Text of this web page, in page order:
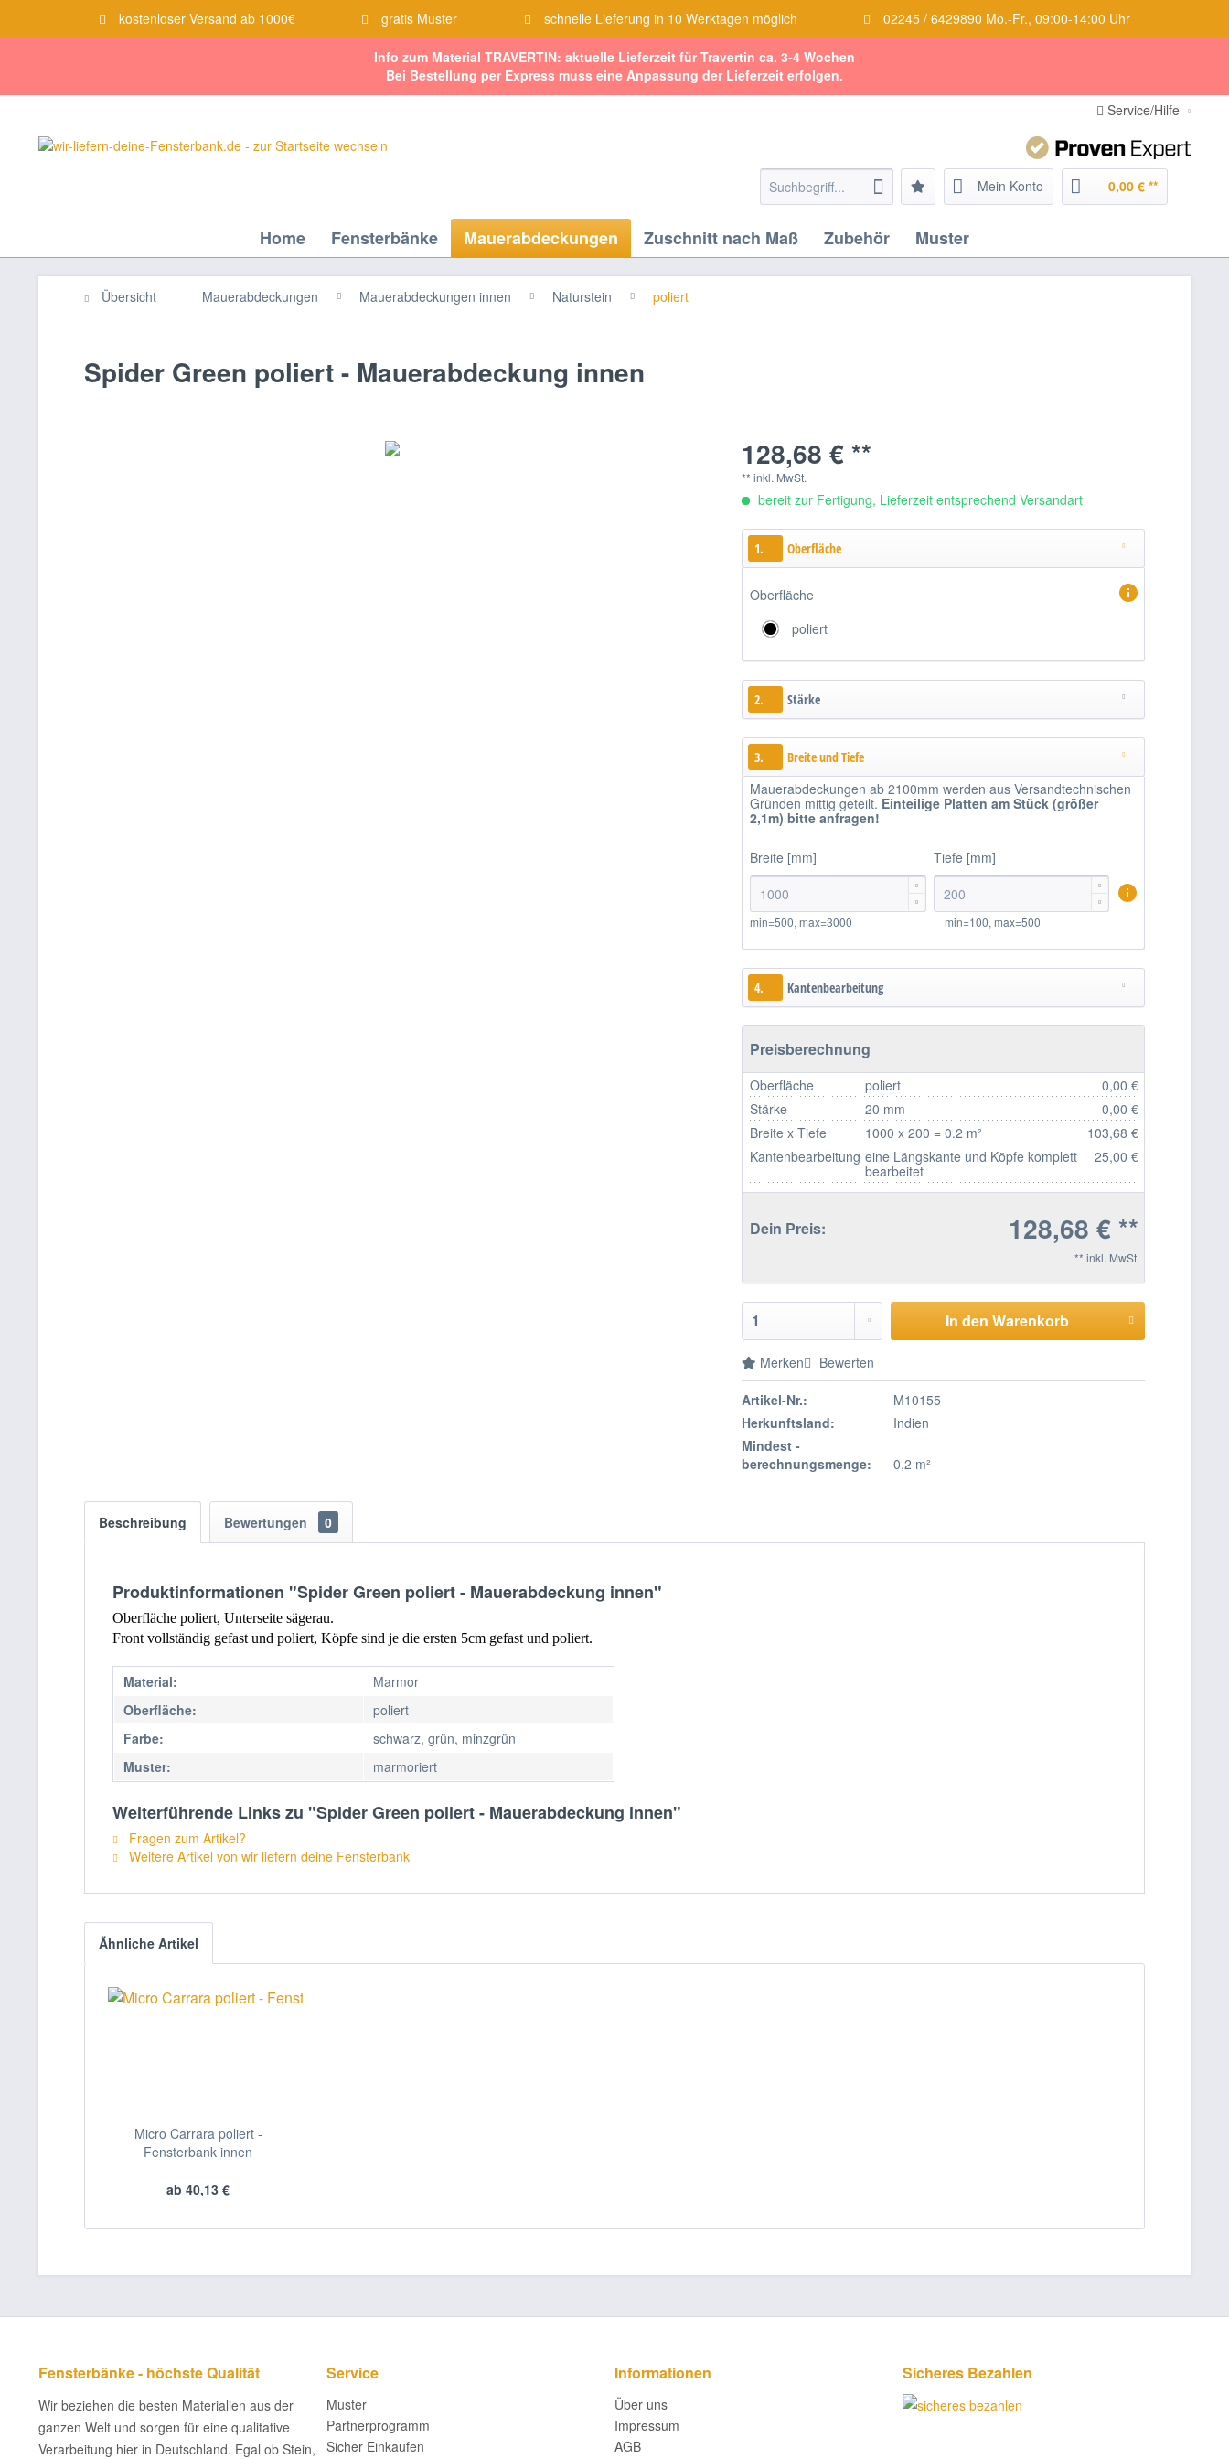
kostenloser Versand ab 1000€ gratis Muster schnelle Lieferung in 10 Werktagen möglich 02245 / 6429890 Mo.-Fr., 09:00-14:00 Uhr
Info zum Material TRAVERTIN: aktuelle Lieferzeit für Travertin ca. 3-4 Wochen
Bei Bestellung per Express muss eine Anpassung der Lieferzeit erfolgen.
Service/Hilfe
Mein Konto 0,00 € **
Home Fensterbänke Mauerabdeckungen Zuschnitt nach Maß Zubehör Muster
Übersicht Mauerabdeckungen Mauerabdeckungen innen Naturstein poliert
Spider Green poliert - Mauerabdeckung innen
128,68 € **
** inkl. MwSt.
bereit zur Fertigung, Lieferzeit entsprechend Versandart
1. Oberfläche
Oberfläche
poliert
2. Stärke
3. Breite und Tiefe
Mauerabdeckungen ab 2100mm werden aus Versandtechnischen
Gründen mittig geteilt. Einteilige Platten am Stück (größer
2,1m) bitte anfragen!
Breite [mm]


Tiefe [mm]


min=500, max=3000 min=100, max=500
4. Kantenbearbeitung
Preisberechnung
Oberfläche poliert
0,00 €
Stärke
20 mm
0,00 €
Breite x Tiefe
1000 x 200 = 0.2 m²
103,68 €
Kantenbearbeitung eine Längskante und Köpfe komplett
bearbeitet
25,00 €
Dein Preis: 128,68 € **
** inkl. MwSt.
In den Warenkorb
Merken Bewerten
Artikel-Nr.:
M10155
Herkunftsland:
Indien
Mindest -
berechnungsmenge:
0,2 m²
Beschreibung Bewertungen 0
Produktinformationen "Spider Green poliert - Mauerabdeckung innen"
Oberfläche poliert, Unterseite sägerau.
Front vollständig gefast und poliert, Köpfe sind je die ersten 5cm gefast und poliert.
Material:
Marmor
Oberfläche:
poliert
Farbe:
schwarz, grün, minzgrün
Muster:
marmoriert
Weiterführende Links zu "Spider Green poliert - Mauerabdeckung innen"
Fragen zum Artikel?
Weitere Artikel von wir liefern deine Fensterbank
Ähnliche Artikel
Micro Carrara poliert -
Fensterbank innen
ab 40,13 €
Fensterbänke - höchste Qualität
Wir beziehen die besten Materialien aus der
ganzen Welt und sorgen für eine qualitative
Verarbeitung hier in Deutschland. Egal ob Stein,
Service
Muster
Partnerprogramm
Sicher Einkaufen
Informationen
Über uns
Impressum
AGB
Sicheres Bezahlen